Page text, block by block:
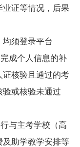
证等情况，后果
均须登录平台
成个人信息的补
核验且通过的考
或核验未通过
与主考学校（高
及助学教学安排等